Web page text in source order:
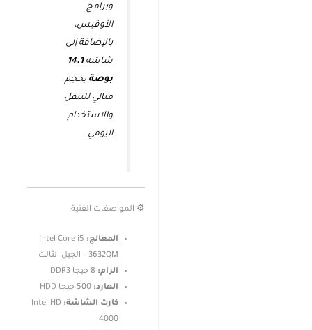
وبرامج
الأوفيس،
بالإضافة إلى
شاشة14.1
بوصة بحجم
مثالي للتنقل
والاستخدام
اليومي.
⚙️ المواصفات الفنية:
المعالج: Intel Core i5
3632QM – الجيل الثالث
الرام:
الهارد: 500 جيجا HDD
كارت الشاشة: Intel HD
4000